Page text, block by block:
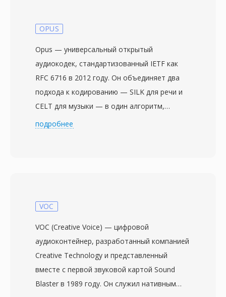
OPUS
Opus — универсальный открытый
аудиокодек, стандартизованный IETF как
RFC 6716 в 2012 году. Он объединяет два
подхода к кодированию — SILK для речи и
CELT для музыки — в один алгоритм,
плавно переключающийся между ними в
кбит/с, высококачественная музыка при 128
Поддерживаются битрейты от 6 до 510
кбит/с, частота дискретизации до 48 кГц и
размеры кадров от 2,5 мс — минимальная
алгоритмическая задержка среди всех
массовых аудиокодеков. Три преимущества
подробнее
VOC
VOC (Creative Voice) — цифровой
аудиоконтейнер, разработанный компанией
Creative Technology и представленный
вместе с первой звуковой картой Sound
Blaster в 1989 году. Он служил нативным